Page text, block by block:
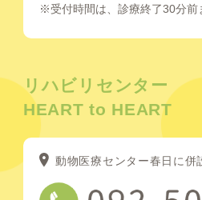
※受付時間は、診療終了30分前
リハビリセンター
HEART to HEART
動物医療センター春日に併